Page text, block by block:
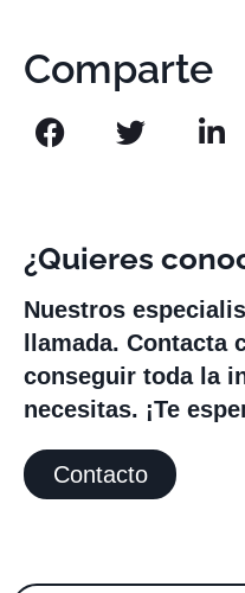
Comparte
¿Quieres
Nuestros
llamada. Contacta
conseguir toda la
necesitas. ¡Te
Contacto